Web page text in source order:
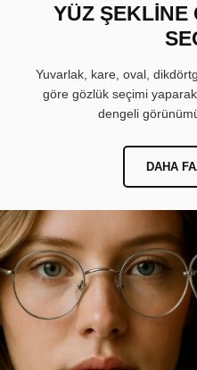
YÜZ ŞEKLİNE
Yuvarlak, kare, oval,
göre gözlük seçimi
dengeli
DAHA